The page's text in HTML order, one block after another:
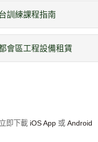
訓練課程指南
會區工程設備租賃
即下載 iOS App 或 Android